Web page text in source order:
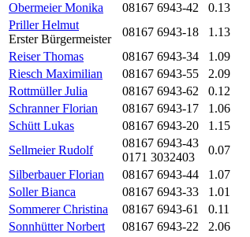
Obermeier Monika
08167 6943-42 0.13
Priller Helmut
Erster Bürgermeister
08167 6943-18 1.13
Reiser Thomas
08167 6943-34 1.09
Riesch Maximilian
08167 6943-55 2.09
Rottmüller Julia
08167 6943-62 0.12
Schranner Florian
08167 6943-17 1.06
Schütt Lukas
08167 6943-20 1.15
Sellmeier Rudolf
08167 6943-43
0171 3032403
0.07
Silberbauer Florian
08167 6943-44 1.07
Soller Bianca
08167 6943-33 1.01
Sommerer Christina
08167 6943-61 0.11
Sonnhütter Norbert
08167 6943-22 2.06